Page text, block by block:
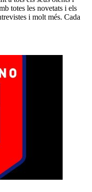
totes les novetats i els
i molt més. Cada